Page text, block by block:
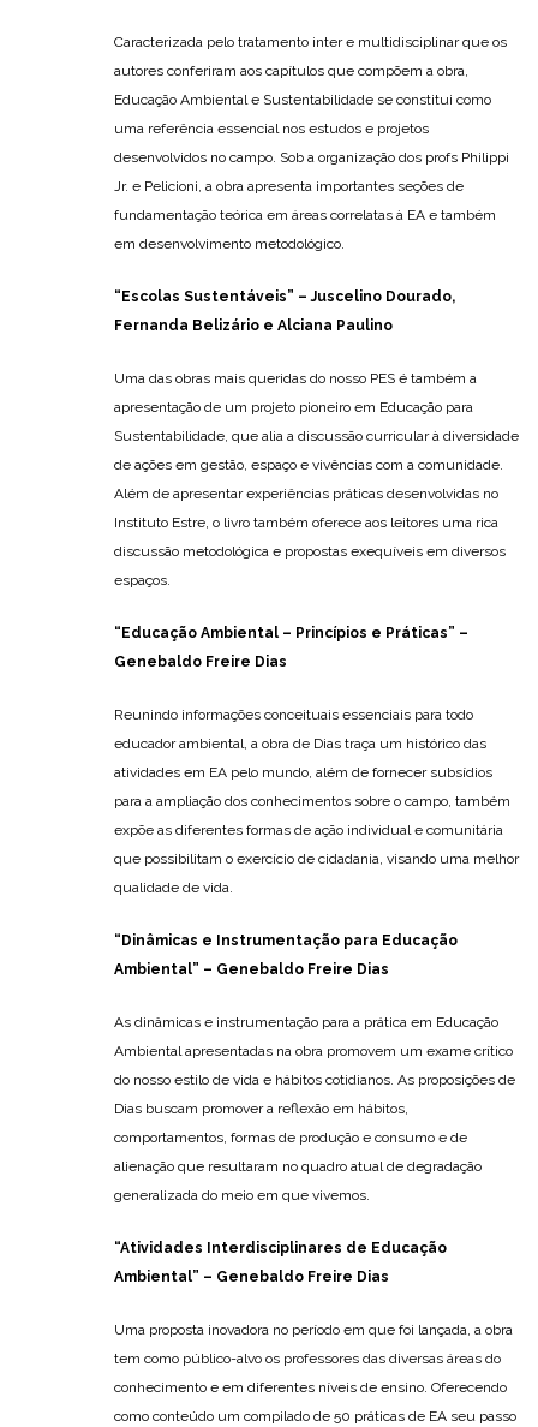
Caracterizada pelo tratamento inter e multidisciplinar que os
autores conferiram aos capítulos que compõem a obra,
Educação Ambiental e Sustentabilidade se constitui como
uma referência essencial nos estudos e projetos
desenvolvidos no campo. Sob a organização dos profs Philippi
Jr. e Pelicioni, a obra apresenta importantes seções de
fundamentação teórica em áreas correlatas à EA e também
em desenvolvimento metodológico.
“Escolas Sustentáveis” – Juscelino Dourado,
Fernanda Belizário e Alciana Paulino
Uma das obras mais queridas do nosso PES é também a
apresentação de um projeto pioneiro em Educação para
Sustentabilidade, que alia a discussão curricular à diversidade
de ações em gestão, espaço e vivências com a comunidade.
Além de apresentar experiências práticas desenvolvidas no
Instituto Estre, o livro também oferece aos leitores uma rica
discussão metodológica e propostas exequíveis em diversos
espaços.
“ Educação Ambiental – Princípios e Práticas” –
Genebaldo Freire Dias
Reunindo informações conceituais essenciais para todo
educador ambiental, a obra de Dias traça um histórico das
atividades em EA pelo mundo, além de fornecer subsídios
para a ampliação dos conhecimentos sobre o campo, também
expõe as diferentes formas de ação individual e comunitária
que possibilitam o exercício de cidadania, visando uma melhor
qualidade de vida.
“ Dinâmicas e Instrumentação para Educação
Ambiental” – Genebaldo Freire Dias
As dinâmicas e instrumentação para a prática em Educação
Ambiental apresentadas na obra promovem um exame crítico
do nosso estilo de vida e hábitos cotidianos. As proposições de
Dias buscam promover a reflexão em hábitos,
comportamentos, formas de produção e consumo e de
alienação que resultaram no quadro atual de degradação
generalizada do meio em que vivemos.
“Atividades Interdisciplinares de Educação
Ambiental” – Genebaldo Freire Dias
Uma proposta inovadora no período em que foi lançada, a obra
tem como público-alvo os professores das diversas áreas do
conhecimento e em diferentes níveis de ensino. Oferecendo
como conteúdo um compilado de 50 práticas de EA seu passo